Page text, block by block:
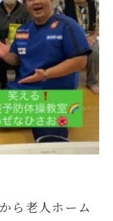
ら老人ホーム